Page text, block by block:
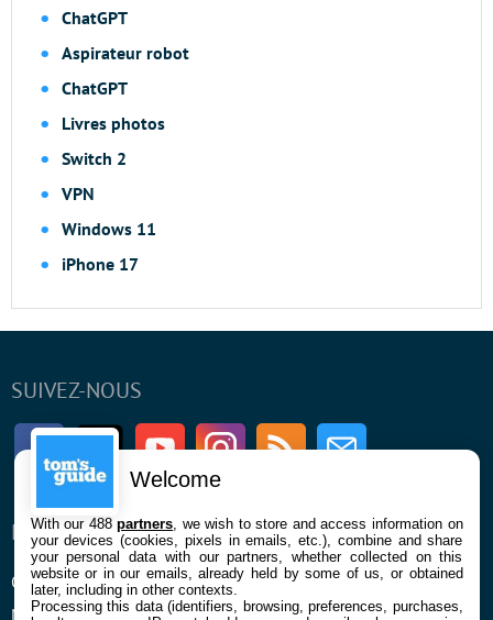
ChatGPT
Aspirateur robot
ChatGPT
Livres photos
Switch 2
VPN
Windows 11
iPhone 17
SUIVEZ-NOUS
FacebookTwitter Youtube InstagramRSS Newsletter
ENTREPRISE
Qui sommes nous
Mentions légales et CGU
À PROPOS
La rédaction
Contact
Welcome
With our 488partners , we wish to store and access information on
your devices (cookies, pixels in emails, etc.), combine and share
your personal data with our partners, whether collected on this
website or in our emails, already held by some of us, or obtained
later, including in other contexts.
Processing this data (identifiers, browsing, preferences, purchases,